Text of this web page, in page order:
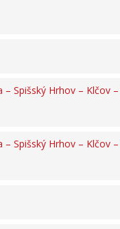
Spišský Hrhov – Klčov
Spišský Hrhov – Klčov